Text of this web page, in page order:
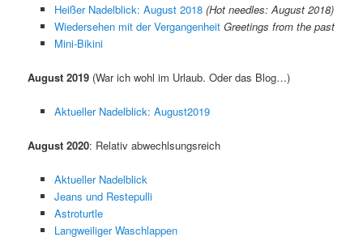
Heißer Nadelblick: August 2018 (Hot needles: August 2018)
Wiedersehen mit der Vergangenheit Greetings from the past
Mini-Bikini
August 2019 (War ich wohl im Urlaub. Oder das Blog…)
Aktueller Nadelblick: August2019
August 2020: Relativ abwechlsungsreich
Aktueller Nadelblick
Jeans und Restepulli
Astroturtle
Langweiliger Waschlappen